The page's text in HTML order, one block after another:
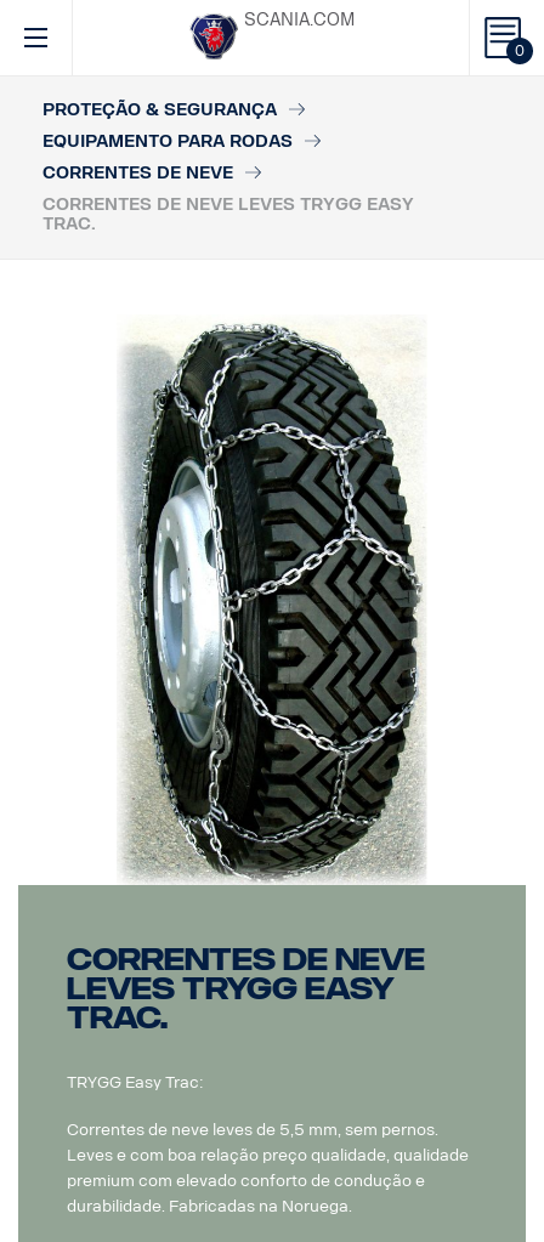
0
SCANIA.COM
PROTEÇÃO & SEGURANÇA
EQUIPAMENTO PARA RODAS
CORRENTES DE NEVE
CORRENTES DE NEVE LEVES TRYGG EASY
TRAC.
Correntes de neve
leves TRYGG Easy
Trac.
TRYGG Easy Trac:
Correntes de neve leves de 5,5 mm, sem pernos.
Leves e com boa relação preço qualidade, qualidade
premium com elevado conforto de condução e
durabilidade. Fabricadas na Noruega.